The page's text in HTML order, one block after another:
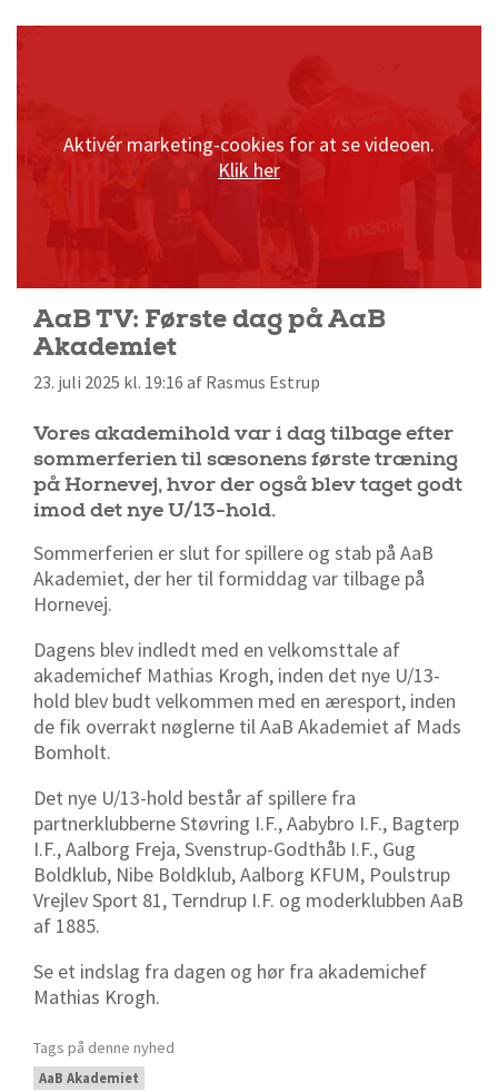
Aktivér marketing-cookies for at se videoen.
Klik her
AaB TV: Første dag på AaB
Akademiet
23. juli 2025 kl. 19:16 af Rasmus Estrup
Vores akademihold var i dag tilbage efter
sommerferien til sæsonens første træning
på Hornevej, hvor der også blev taget godt
imod det nye U/13-hold.
Sommerferien er slut for spillere og stab på AaB
Akademiet, der her til formiddag var tilbage på
Hornevej.
Dagens blev indledt med en velkomsttale af
akademichef Mathias Krogh, inden det nye U/13-
hold blev budt velkommen med en æresport, inden
de fik overrakt nøglerne til AaB Akademiet af Mads
Bomholt.
Det nye U/13-hold består af spillere fra
partnerklubberne Støvring I.F., Aabybro I.F., Bagterp
I.F., Aalborg Freja, Svenstrup-Godthåb I.F., Gug
Boldklub, Nibe Boldklub, Aalborg KFUM, Poulstrup
Vrejlev Sport 81, Terndrup I.F. og moderklubben AaB
af 1885.
Se et indslag fra dagen og hør fra akademichef
Mathias Krogh.
Tags på denne nyhed
AaB Akademiet